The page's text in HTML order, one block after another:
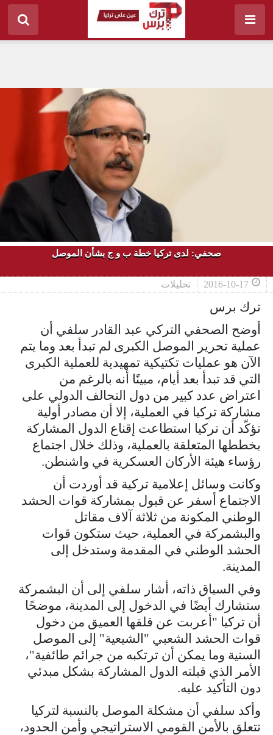
صحفي: لدى تركيا خطة ب و ج بشأن الموصل
2016-10-17 تحليلات
ترك برس
أوضح الصحفي التركي عبد القادر سلفي أن
عملية تحرير الموصل الكبرى لم تبدأ بعد وما يتم
الآن هو عمليات تكتيكية تمهيدية للعملية الكبرى
التي قد تبدأ بعد أيام، مبينًا أنه بالرغم من
اعتراض عدد كبير من دول التحالف الدولي على
مشاركة تركيا في العملية، إلا أن مصادر أولية
تؤكّد أن تركيا استطاعت إقناع الدول المشاركة
بخططها المتعلقة بالعملية، وذلك خلال اجتماع
رؤساء هيئة الأركان العسكرية في واشنطن.
وكانت وسائل إعلامية تركية قد أوردت أن
الاجتماع أسفر عن قبول بمشاركة قوات الحشد
الوطني المكونة من ثلاثة آلاف مقاتل
والبشمركة في العملية، حيث ستكون قوات
الحشد الوطني في المقدمة وستدخل إلى
المدينة.
وفي السياق ذاته، أشار سلفي إلى أن البشمركة
ستشارك أيضًا في الدخول إلى المدينة، موضحًا
أن تركيا "أعربت عن قلقها العميق من دخول
قوات الحشد الشعبي "الشيعية" إلى الموصل
السنية وما يمكن أن ترتكبه من جرائم طائفية"،
الأمر الذي قبلته الدول المشاركة بشكل مبدئي
دون التأكيد عليه.
وأكد سلفي أن مشكلة الموصل بالنسبة لتركيا
تتعلق بالأمن القومي الاستراتيجي وأمن الحدود،